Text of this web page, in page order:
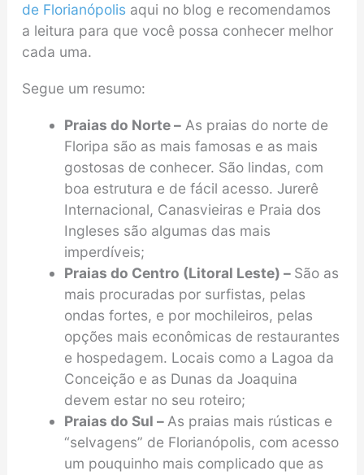
de Florianópolis aqui no blog e recomendamos
a leitura para que você possa conhecer melhor
cada uma.
Segue um resumo:
Praias do Norte –As praias do norte de
Floripa são as mais famosas e as mais
gostosas de conhecer. São lindas, com
boa estrutura e de fácil acesso. Jurerê
Internacional, Canasvieiras e Praia dos
Ingleses são algumas das mais
imperdíveis;
Praias do Centro (Litoral Leste) – São as
mais procuradas por surfistas, pelas
ondas fortes, e por mochileiros, pelas
opções mais econômicas de restaurantes
e hospedagem. Locais como a Lagoa da
Conceição e as Dunas da Joaquina
devem estar no seu roteiro;
Praias do Sul –As praias mais rústicas e
“selvagens” de Florianópolis, com acesso
um pouquinho mais complicado que as